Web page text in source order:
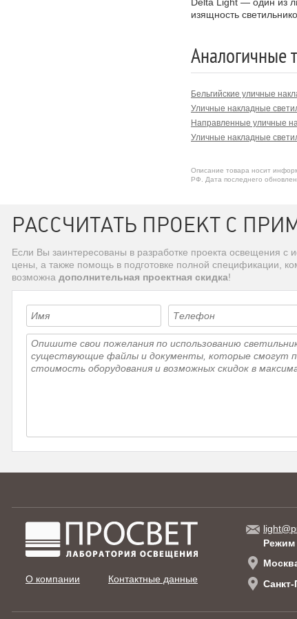
232
232 10
232
232 10
232 10
232 10
изящность
Аналогичные
Бельгийские уличные
Уличные накладные
Направленные уличные
Уличные накладные
Описание товара носит
РФ. Дата последнего
РАССЧИТАТЬ ПРОЕКТ С
Если Вы заинтересованы в разработке проекта освещения с
цены, а также помощь в подготовке полной спецификации,
возможна дополнительная проектная скидка!
О компании Контактные данные
Режим
Санкт-